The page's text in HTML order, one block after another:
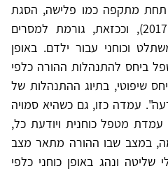
תחת מתקפה כמו פלישה, הסגת
גבול, איום (לבוב ואלקיים, 2017), וככזאת, גורמת למסרים
וכוחני עבור ילדם. באופן
ביחס להתנהלות ההורה כלפי
שיפוטי, בתיוג ההתנהלות של
עמדה כזו, גם כשהיא סמויה
עמדת מטפל כוחנית ויודעת כל,
במצב שבו ההורה מתאר מצב
ונהג באופן כוחני כלפי